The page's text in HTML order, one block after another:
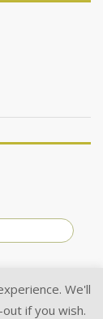
We'll
if you wish.